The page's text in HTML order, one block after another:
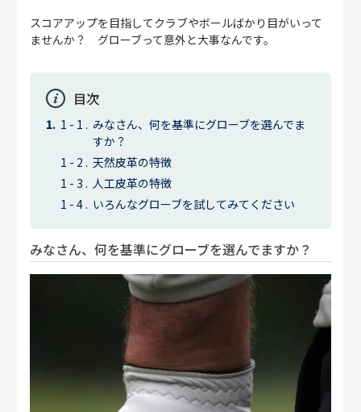
スコアアップを目指してクラブやボールばかり目がいって
ませんか？ グローブって意外と大事なんです。
目次
みなさん、何を基準にグローブを選んでま
すか？
天然皮革の特徴
人工皮革の特徴
いろんなグローブを試してみてください
みなさん、何を基準にグローブを選んでますか？